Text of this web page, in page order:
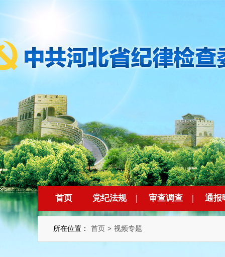
首页 党纪法规 | 审查调查 | 通报
所在位置： 首页 > 视频专题